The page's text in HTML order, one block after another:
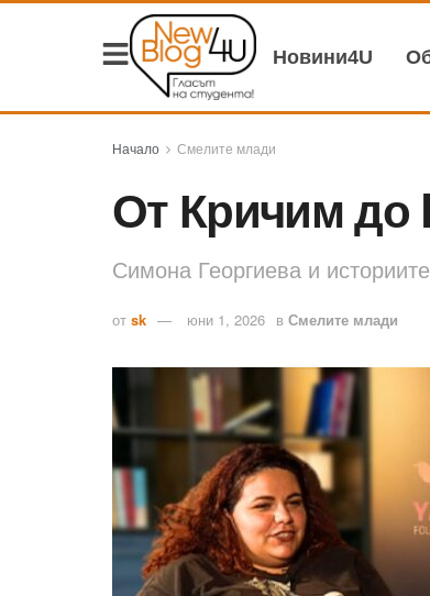
Новини4U
Начало Смелите млади
От Кричим до
Симона Георгиева и
от sk юни 1, 2026 в Смелите млади